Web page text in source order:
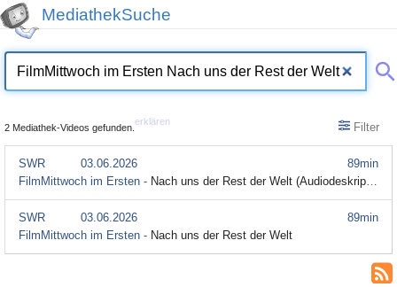
MediathekSuche
2 Mediathek-Videos gefunden.
erklären Filter
89min
SWR
03.06.2026
FilmMittwoch im Ersten - Nach uns der Rest der Welt (Audiodeskription)
89min
SWR
03.06.2026
FilmMittwoch im Ersten - Nach uns der Rest der Welt